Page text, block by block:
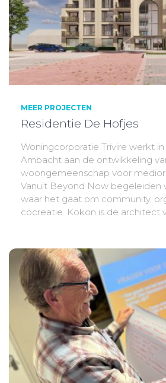
MEER PROJECTEN
Residentie De Hofjes
Woningcorporatie Trivire werkt
Ambacht aan de ontwikkeling
woongemeenschap voor
Vanuit Beyond Now
waar het gaat om community,
cocreatie. Kokon is de architect